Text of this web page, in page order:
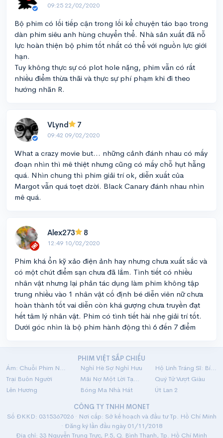
09:25 22/02/2020
Bộ phim có lối tiếp cận trong lối kể chuyện táo bạo trong
dàn phim siêu anh hùng chuyển thể. Nhà sản xuất đã nỗ
lực hoàn thiện bộ phim tốt nhất có thể với nguồn lực giới
hạn.
Tuy không thực sự có plot hole nặng, phim vẫn có rất
nhiều điểm thừa thãi và thực sự phí phạm khi đi theo
hướng nhãn R.
VLynd 7
09:42 09/02/2020
What a crazy movie but... những cảnh đánh nhau có mấy
đoạn nhìn thì mê thiệt nhưng cũng có mấy chỗ hụt hẫng
quá. Nhìn chung thì phim giải trí ok, diễn xuất của
Margot vẫn quá toẹt dzời. Black Canary đánh nhau nhìn
mê quá.
Alex273 8
12:49 10/02/2020
Phim khá ổn kỹ xảo điện ảnh hay nhưng chưa xuất sắc và
có một chút điểm sạn chưa đã lắm. Tình tiết có nhiều
nhân vật nhưng lại phản tác dụng làm phim không tập
trung nhiều vào 1 nhân vật cố định bé diễn viên nữ chưa
hoàn thành tốt vai diễn còn khá gượng chưa truyền đạt
hết tâm lý nhân vật. Phim có tình tiết hài nhẹ giải trí tốt.
Dưới góc nhìn là bộ phim hành động thì 6 đến 7 điểm
PHIM VIỆT SẮP CHIẾU
Ám: Chuỗi Phim Ngắn Linh Dị
Nghỉ Hè Sợ Nghỉ Hưu
Hộ Linh Tráng Sĩ: Bí Ẩn Mộ Vua Đinh
Trại Buôn Người
Mãi Nợ Một Lời Tạm Biệt
Quý Tử Vượt Giàu
Lên Hương
Bóng Ma Nhà Hát
Út Lan 2
CÔNG TY TNHH MONET
Số ĐKKD: 0315367026 · Nơi cấp: Sở kế hoạch và đầu tư Tp. Hồ Chí Minh
· Đăng ký lần đầu ngày 01/11/2018
Địa chỉ: 33 Nguyễn Trung Trực, P.5, Q. Bình Thạnh, Tp. Hồ Chí Minh